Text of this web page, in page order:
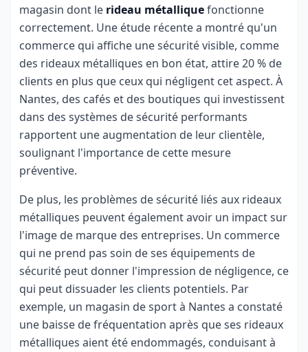
magasin dont le rideau métalliquefonctionne
correctement. Une étude récente a montré qu'un
commerce qui affiche une sécurité visible, comme
des rideaux métalliques en bon état, attire 20 % de
clients en plus que ceux qui négligent cet aspect. À
Nantes, des cafés et des boutiques qui investissent
dans des systèmes de sécurité performants
rapportent une augmentation de leur clientèle,
soulignant l'importance de cette mesure
préventive.
De plus, les problèmes de sécurité liés aux rideaux
métalliques peuvent également avoir un impact sur
l'image de marque des entreprises. Un commerce
qui ne prend pas soin de ses équipements de
sécurité peut donner l'impression de négligence, ce
qui peut dissuader les clients potentiels. Par
exemple, un magasin de sport à Nantes a constaté
une baisse de fréquentation après que ses rideaux
métalliques aient été endommagés, conduisant à